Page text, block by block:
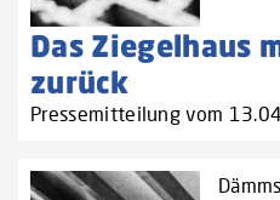
Das Ziegelhaus
zurück
Pressemitteilung vom